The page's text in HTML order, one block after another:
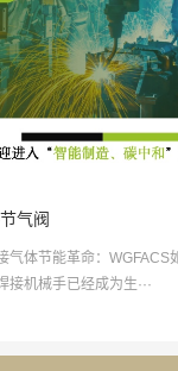
气阀
气体节能革命：WGFACS
机械手已经成为生···